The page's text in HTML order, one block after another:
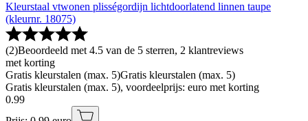
Kleurstaal vtwonen plisségordijn lichtdoorlatend linnen taupe
(kleurnr. 18075)
(2)Beoordeeld met 4.5 van de 5 sterren, 2 klantreviews
met korting
Gratis kleurstalen (max. 5)Gratis kleurstalen (max. 5)
Gratis kleurstalen (max. 5), voordeelprijs: euro met korting
0.99